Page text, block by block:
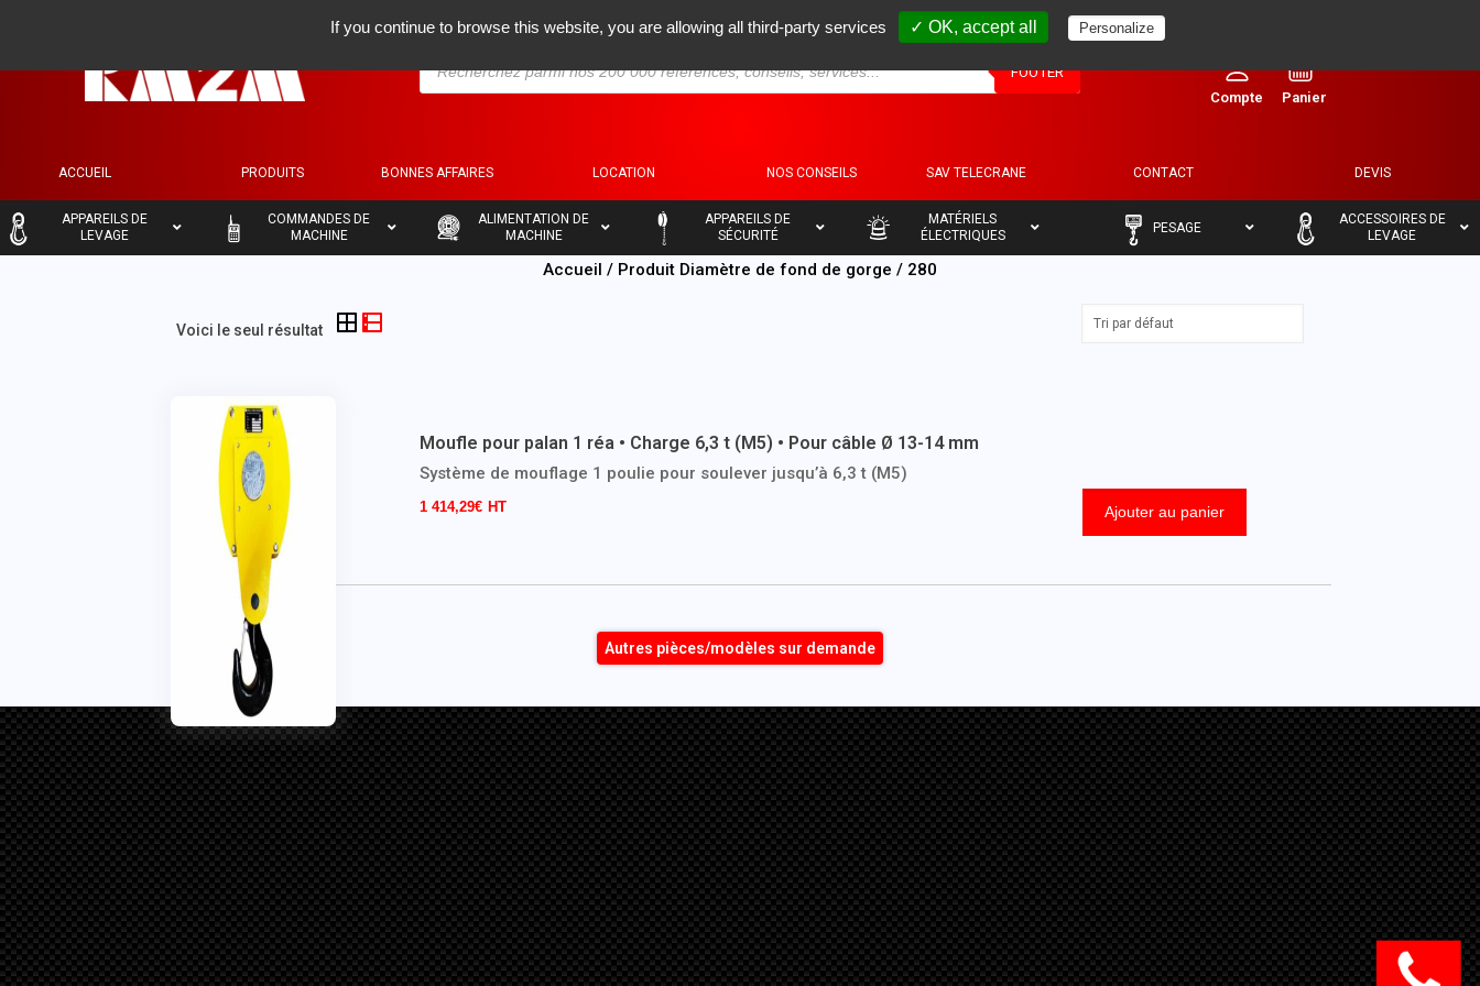
FOOTER
ACCUEIL
– PRODUITS
– BONNES AFFAIRES
– LOCATION
– NOS CONSEILS SAV TELECRANE
– CONTACT
– DEVIS
–
APPAREILS DE
LEVAGE
COMMANDES DE
MACHINE
ALIMENTATION DE
MACHINE
APPAREILS DE
SÉCURITÉ
MATÉRIELS
ÉLECTRIQUES
PESAGE
ACCESSOIRES DE
LEVAGE
Accueil / Produit Diamètre de fond de gorge / 280
Voici le seul résultat
Moufle pour palan 1 réa • Charge 6,3 t (M5) • Pour câble Ø 13-14 mm
Système de mouflage 1 poulie pour soulever jusqu’à 6,3 t (M5)
1 414,29€ Ajouter au panier
Autres pièces/modèles sur demande
If you continue to browse this website, you are allowing all third-party services ✓ OK, accept all Personalize